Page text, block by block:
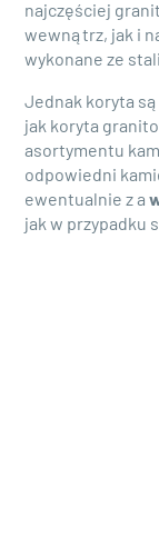
najczęściej
wewnątrz, jak i
wykonane ze
Jednak koryta
jak koryta
asortymentu
odpowiedni
ewentualnie z a
jak w przypadku